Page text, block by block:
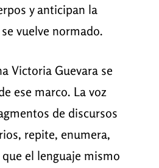
y anticipan la
vuelve normado.
Victoria Guevara se
ese marco. La voz
de discursos
repite, enumera,
el lenguaje mismo